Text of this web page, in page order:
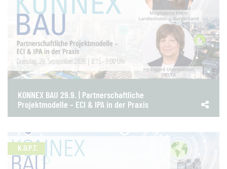
KONNEX BAU 29.9. | Partnerschaftliche
Projektmodelle – ECI & IPA in der Praxis
K.O.P.T.